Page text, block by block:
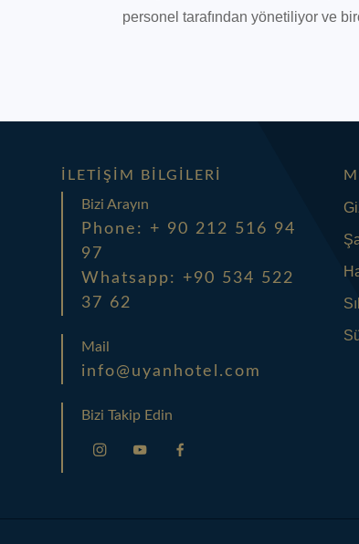
personel tarafından yönetiliyor ve
İLETIŞIM BILGILERI
Bizi Arayın
Phone: + 90 212 516 94
97
Whatsapp: +90 534 522
37 62
Mail
info@uyanhotel.com
Bizi Takip Edin